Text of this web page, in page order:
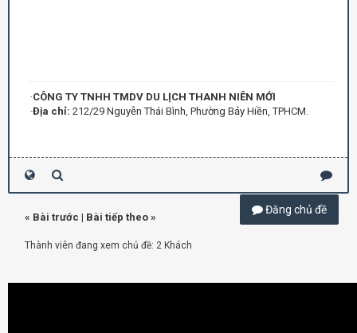
·CÔNG TY TNHH TMDV DU LỊCH THANH NIÊN MỚI
·Địa chỉ: 212/29 Nguyễn Thái Bình, Phường Bảy Hiền, TPHCM.
Đăng chủ đề
« Bài trước | Bài tiếp theo »
Thành viên đang xem chủ đề: 2 Khách